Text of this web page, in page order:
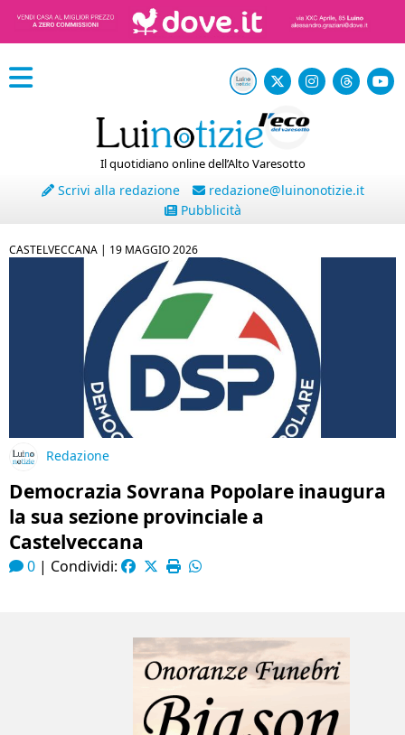
Il quotidiano online dell’Alto Varesotto
Scrivi alla redazione
redazione@luinonotizie.it
Pubblicità
CASTELVECCANA | 19 MAGGIO 2026
Redazione
Democrazia Sovrana Popolare inaugura
la sua sezione provinciale a
Castelveccana
0 | Condividi: